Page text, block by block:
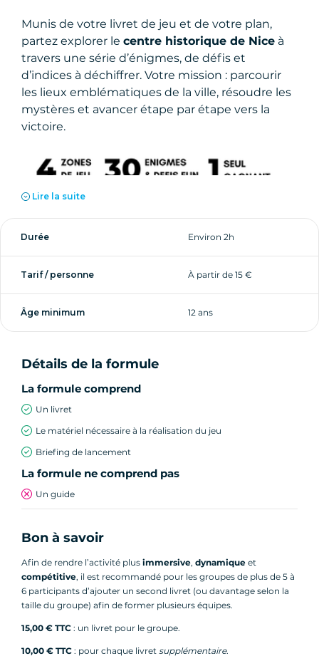
Munis de votre livret de jeu et de votre plan,
partez explorer le centre historique de Nice à
travers une série d’énigmes, de défis et
d’indices à déchiffrer. Votre mission : parcourir
les lieux emblématiques de la ville, résoudre les
mystères et avancer étape par étape vers la
victoire.
Une chasse au trésor urbaine
au cœur de Nice
dans les ruelles typiques du Vieux-Nice, à
observer votre environnement et à mobiliser
votre sens de la logique, de l’observation et de la
créativité.
Tout au long du parcours, vous serez confrontés
à :
Des énigmes à résoudre
Des questions sur l’histoire et le patrimoine
niçois
Des épreuves ludiques et créatives
Chaque étape vous rapproche de la solution
interactive et mémorable.
Une activité idéale pour tous
les publics
Cejeu de piste dans Niceest une activité
Lire la suite
Durée Environ 2h
Tarif / personne À partir de 15 €
Âge minimum 12 ans
Détails de la formule
La formule comprend
Un livret
Le matériel nécessaire à la réalisation du jeu
Briefing de lancement
La formule ne comprend pas
Un guide
Bon à savoir
Afin de rendre l’activité plus immersive, dynamique et
compétitive, il est recommandé pour les groupes de plus de 5 à
6 participants d’ajouter un second livret (ou davantage selon la
taille du groupe) afin de former plusieurs équipes.
15,00 € TTC : un livret pour le groupe.
10,00 € TTC : pour chaque livret supplémentaire.